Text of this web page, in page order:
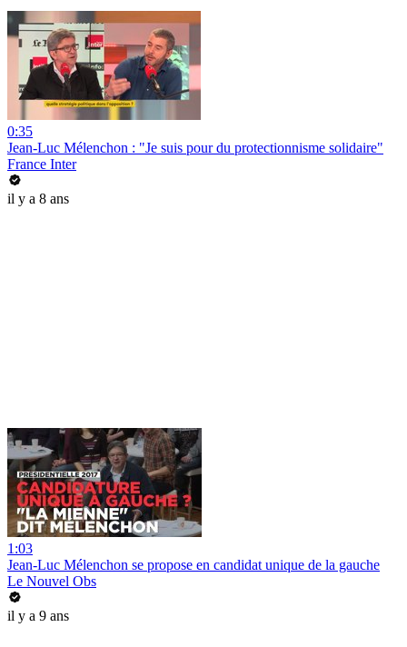
0:35
Jean-Luc Mélenchon : "Je suis pour du protectionnisme solidaire"
France Inter
il y a 8 ans
1:03
Jean-Luc Mélenchon se propose en candidat unique de la gauche
Le Nouvel Obs
il y a 9 ans